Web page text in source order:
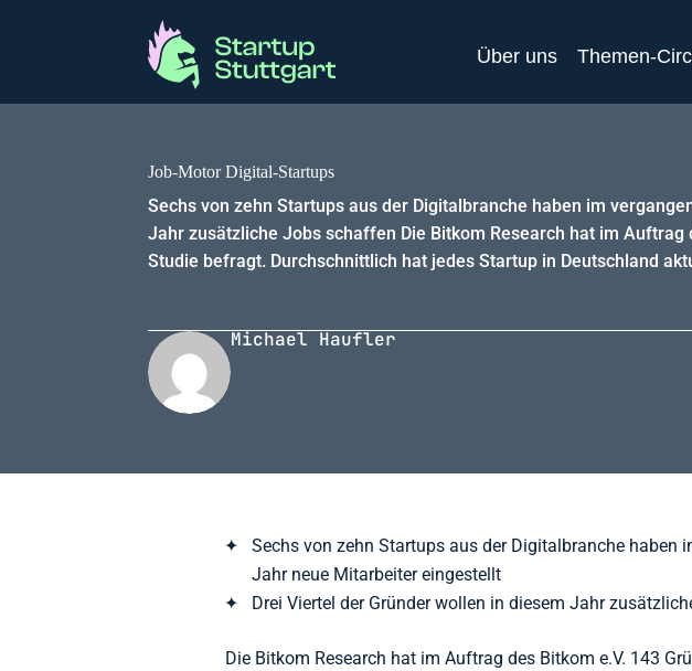
Über uns Themen-
Job-Motor Digital-Startups
Sechs von zehn Startups aus der Digitalbranche haben im
Jahr zusätzliche Jobs schaffen Die Bitkom Research hat im
Studie befragt. Durchschnittlich hat jedes Startup in Deutschland
Michael Haufler
Sechs von zehn Startups aus der Digitalbranche haben
Jahr neue Mitarbeiter eingestellt
Drei Viertel der Gründer wollen in diesem Jahr
Die Bitkom Research hat im Auftrag des Bitkom e.V. 143